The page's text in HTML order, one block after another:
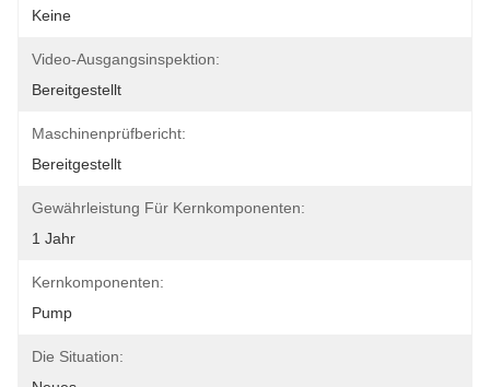
Keine
Video-Ausgangsinspektion:
Bereitgestellt
Maschinenprüfbericht:
Bereitgestellt
Gewährleistung Für Kernkomponenten:
1 Jahr
Kernkomponenten:
Pump
Die Situation: